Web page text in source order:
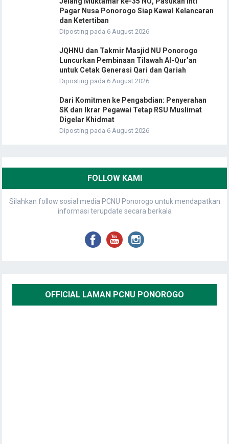
Pagar Nusa Ponorogo Siap Kawal Kelancaran
dan Ketertiban
Diposting pada 6 August 2026
JQHNU dan Takmir Masjid NU Ponorogo
Luncurkan Pembinaan Tilawah Al-Qur’an
untuk Cetak Generasi Qari dan Qariah
Diposting pada 6 August 2026
Dari Komitmen ke Pengabdian: Penyerahan
SK dan Ikrar Pegawai Tetap RSU Muslimat
Digelar Khidmat
Diposting pada 6 August 2026
FOLLOW KAMI
Silahkan follow sosial media PCNU Ponorogo untuk mendapatkan
informasi terupdate secara berkala
OFFICIAL LAMAN PCNU PONOROGO